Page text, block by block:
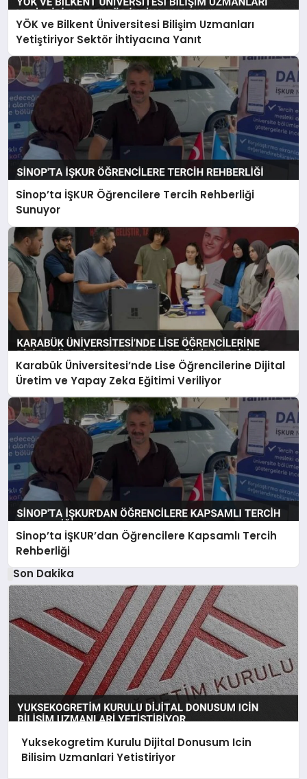
YÖK ve Bilkent Üniversitesi Bilişim Uzmanları
Yetiştiriyor Sektör İhtiyacına Yanıt
Sinop’ta İŞKUR Öğrencilere Tercih Rehberliği
Sunuyor
Karabük Üniversitesi’nde Lise Öğrencilerine Dijital
Üretim ve Yapay Zeka Eğitimi Veriliyor
Sinop’ta İŞKUR’dan Öğrencilere Kapsamlı Tercih
Rehberliği
Son Dakika
Yuksekogretim Kurulu Dijital Donusum Icin
Bilisim Uzmanlari Yetistiriyor